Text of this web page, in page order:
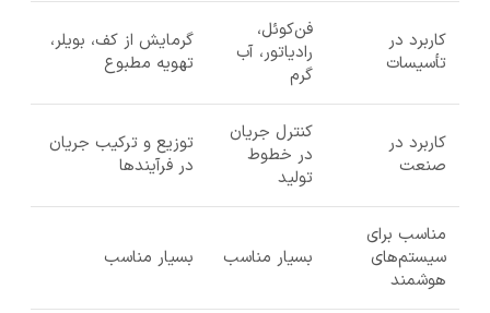
کاربرد در
تأسیسات
فن‌کوئل،
رادیاتور، آب
گرم
گرمایش از کف، بویلر،
تهویه مطبوع
کاربرد در
صنعت
کنترل جریان
در خطوط
تولید
توزیع و ترکیب جریان
در فرآیندها
مناسب برای
سیستم‌های
هوشمند
بسیار مناسب بسیار مناسب